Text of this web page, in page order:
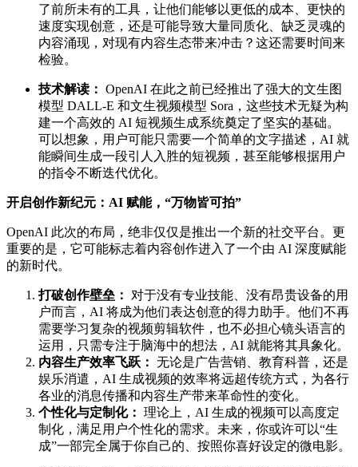
了前所未有的工具，让他们能够以更低的成本、更快的
速度实现创意，还是可能导致大量同质化、缺乏灵魂的
内容涌现，对现有内容生态带来冲击？这还需要时间来
检验。
技术解读： OpenAI 在此之前已经推出了强大的文生图
模型 DALL-E 和文生视频模型 Sora，这些技术无疑为构
建一个高效的 AI 短视频生成系统奠定了坚实的基础。
可以想象，用户可能只需要一个简单的文字描述，AI 就
能瞬间生成一段引人入胜的短视频，甚至能够根据用户
的指令不断迭代优化。
开启创作新纪元：AI 赋能，“万物皆可拍”
OpenAI 此次的布局，绝非仅仅是推出一个新的社交平台。更
重要的是，它可能标志着内容创作进入了一个由 AI 深度赋能
的新时代。
打破创作壁垒：
对于没有专业技能、没有昂贵设备的用
户而言，AI 将成为他们表达创意的得力助手。他们不再
需要学习复杂的视频剪辑软件，也不必担心镜头语言的
运用，只需专注于脑海中的想法，AI 就能将其具象化。
内容生产效率飞跃： 无论是广告营销、教育科普，还是
娱乐消遣，AI 生成视频的效率将远超传统方式，为各行
各业的消息传播和内容生产带来革命性的变化。
个性化与定制化： 理论上，AI 生成的视频可以高度定
制化，满足用户个性化的需求。未来，你或许可以“生
成”一部完全属于你自己的、按照你喜好设定的微电影。